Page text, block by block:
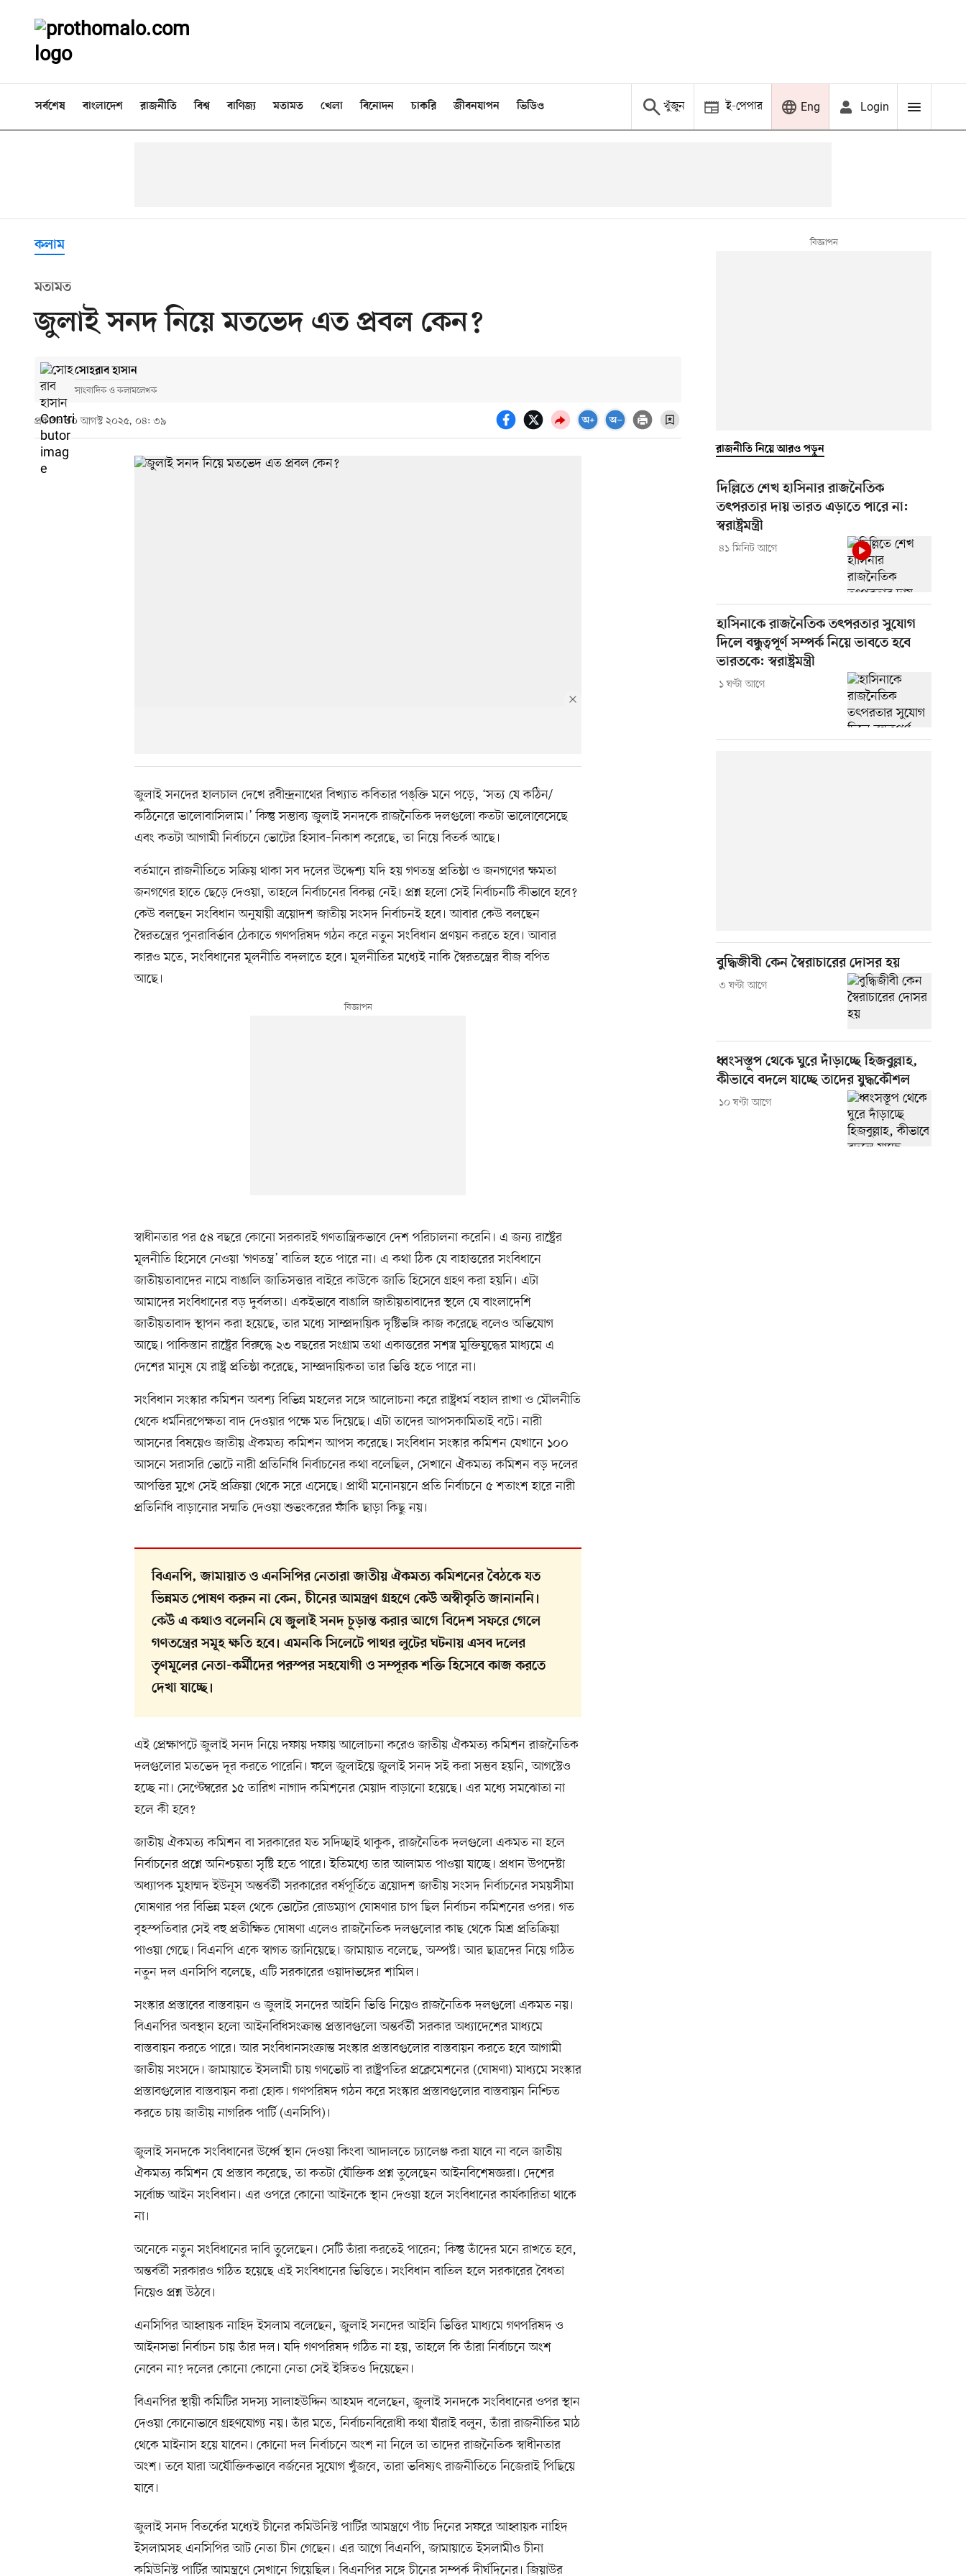
সর্বশেষ বাংলাদেশ রাজনীতি বিশ্ব বাণিজ্য মতামত খেলা বিনোদন চাকরি জীবনযাপন ভিডিও খুঁজুন ই-পেপার Eng Login
কলাম
মতামত
জুলাই সনদ নিয়ে মতভেদ এত প্রবল কেন?
সোহরাব হাসান
সাংবাদিক ও কলামলেখক
প্রকাশ: ৩০ আগস্ট ২০২৫, ০৪: ৩৯
জুলাই সনদের হালচাল দেখে রবীন্দ্রনাথের বিখ্যাত কবিতার পঙ্‌ক্তি মনে পড়ে, ‘সত্য যে কঠিন/
কঠিনেরে ভালোবাসিলাম।’ কিন্তু সম্ভাব্য জুলাই সনদকে রাজনৈতিক দলগুলো কতটা ভালোবেসেছে
এবং কতটা আগামী নির্বাচনে ভোটের হিসাব–নিকাশ করেছে, তা নিয়ে বিতর্ক আছে।
বর্তমানে রাজনীতিতে সক্রিয় থাকা সব দলের উদ্দেশ্য যদি হয় গণতন্ত্র প্রতিষ্ঠা ও জনগণের ক্ষমতা
জনগণের হাতে ছেড়ে দেওয়া, তাহলে নির্বাচনের বিকল্প নেই। প্রশ্ন হলো সেই নির্বাচনটি কীভাবে হবে?
কেউ বলছেন সংবিধান অনুযায়ী ত্রয়োদশ জাতীয় সংসদ নির্বাচনই হবে। আবার কেউ বলছেন
স্বৈরতন্ত্রের পুনরাবির্ভাব ঠেকাতে গণপরিষদ গঠন করে নতুন সংবিধান প্রণয়ন করতে হবে। আবার
কারও মতে, সংবিধানের মূলনীতি বদলাতে হবে। মূলনীতির মধ্যেই নাকি স্বৈরতন্ত্রের বীজ বপিত
আছে।
স্বাধীনতার পর ৫৪ বছরে কোনো সরকারই গণতান্ত্রিকভাবে দেশ পরিচালনা করেনি। এ জন্য রাষ্ট্রের
মূলনীতি হিসেবে নেওয়া ‘গণতন্ত্র’ বাতিল হতে পারে না। এ কথা ঠিক যে বাহাত্তরের সংবিধানে
জাতীয়তাবাদের নামে বাঙালি জাতিসত্তার বাইরে কাউকে জাতি হিসেবে গ্রহণ করা হয়নি। এটা
আমাদের সংবিধানের বড় দুর্বলতা। একইভাবে বাঙালি জাতীয়তাবাদের স্থলে যে বাংলাদেশি
জাতীয়তাবাদ স্থাপন করা হয়েছে, তার মধ্যে সাম্প্রদায়িক দৃষ্টিভঙ্গি কাজ করেছে বলেও অভিযোগ
আছে। পাকিস্তান রাষ্ট্রের বিরুদ্ধে ২৩ বছরের সংগ্রাম তথা একাত্তরের সশস্ত্র মুক্তিযুদ্ধের মাধ্যমে এ
দেশের মানুষ যে রাষ্ট্র প্রতিষ্ঠা করেছে, সাম্প্রদায়িকতা তার ভিত্তি হতে পারে না।
সংবিধান সংস্কার কমিশন অবশ্য বিভিন্ন মহলের সঙ্গে আলোচনা করে রাষ্ট্রধর্ম বহাল রাখা ও মৌলনীতি
থেকে ধর্মনিরপেক্ষতা বাদ দেওয়ার পক্ষে মত দিয়েছে। এটা তাদের আপসকামিতাই বটে। নারী
আসনের বিষয়েও জাতীয় ঐকমত্য কমিশন আপস করেছে। সংবিধান সংস্কার কমিশন যেখানে ১০০
আসনে সরাসরি ভোটে নারী প্রতিনিধি নির্বাচনের কথা বলেছিল, সেখানে ঐকমত্য কমিশন বড় দলের
আপত্তির মুখে সেই প্রক্রিয়া থেকে সরে এসেছে। প্রার্থী মনোনয়নে প্রতি নির্বাচনে ৫ শতাংশ হারে নারী
প্রতিনিধি বাড়ানোর সম্মতি দেওয়া শুভংকরের ফাঁকি ছাড়া কিছু নয়।
বিএনপি, জামায়াত ও এনসিপির নেতারা জাতীয় ঐকমত্য কমিশনের বৈঠকে যত
ভিন্নমত পোষণ করুন না কেন, চীনের আমন্ত্রণ গ্রহণে কেউ অস্বীকৃতি জানাননি।
কেউ এ কথাও বলেননি যে জুলাই সনদ চূড়ান্ত করার আগে বিদেশ সফরে গেলে
গণতন্ত্রের সমূহ ক্ষতি হবে। এমনকি সিলেটে পাথর লুটের ঘটনায় এসব দলের
তৃণমূলের নেতা-কর্মীদের পরস্পর সহযোগী ও সম্পূরক শক্তি হিসেবে কাজ করতে
দেখা যাচ্ছে।
এই প্রেক্ষাপটে জুলাই সনদ নিয়ে দফায় দফায় আলোচনা করেও জাতীয় ঐকমত্য কমিশন রাজনৈতিক
দলগুলোর মতভেদ দূর করতে পারেনি। ফলে জুলাইয়ে জুলাই সনদ সই করা সম্ভব হয়নি, আগস্টেও
হচ্ছে না। সেপ্টেম্বরের ১৫ তারিখ নাগাদ কমিশনের মেয়াদ বাড়ানো হয়েছে। এর মধ্যে সমঝোতা না
হলে কী হবে?
জাতীয় ঐকমত্য কমিশন বা সরকারের যত সদিচ্ছাই থাকুক, রাজনৈতিক দলগুলো একমত না হলে
নির্বাচনের প্রশ্নে অনিশ্চয়তা সৃষ্টি হতে পারে। ইতিমধ্যে তার আলামত পাওয়া যাচ্ছে। প্রধান উপদেষ্টা
অধ্যাপক মুহাম্মদ ইউনূস অন্তর্বর্তী সরকারের বর্ষপূর্তিতে ত্রয়োদশ জাতীয় সংসদ নির্বাচনের সময়সীমা
ঘোষণার পর বিভিন্ন মহল থেকে ভোটের রোডম্যাপ ঘোষণার চাপ ছিল নির্বাচন কমিশনের ওপর। গত
বৃহস্পতিবার সেই বহু প্রতীক্ষিত ঘোষণা এলেও রাজনৈতিক দলগুলোর কাছ থেকে মিশ্র প্রতিক্রিয়া
পাওয়া গেছে। বিএনপি একে স্বাগত জানিয়েছে। জামায়াত বলেছে, অস্পষ্ট। আর ছাত্রদের নিয়ে গঠিত
নতুন দল এনসিপি বলেছে, এটি সরকারের ওয়াদাভঙ্গের শামিল।
সংস্কার প্রস্তাবের বাস্তবায়ন ও জুলাই সনদের আইনি ভিত্তি নিয়েও রাজনৈতিক দলগুলো একমত নয়।
বিএনপির অবস্থান হলো আইনবিধিসংক্রান্ত প্রস্তাবগুলো অন্তর্বর্তী সরকার অধ্যাদেশের মাধ্যমে
বাস্তবায়ন করতে পারে। আর সংবিধানসংক্রান্ত সংস্কার প্রস্তাবগুলোর বাস্তবায়ন করতে হবে আগামী
জাতীয় সংসদে। জামায়াতে ইসলামী চায় গণভোট বা রাষ্ট্রপতির প্রক্লেমেশনের (ঘোষণা) মাধ্যমে সংস্কার
প্রস্তাবগুলোর বাস্তবায়ন করা হোক। গণপরিষদ গঠন করে সংস্কার প্রস্তাবগুলোর বাস্তবায়ন নিশ্চিত
করতে চায় জাতীয় নাগরিক পার্টি (এনসিপি)।
জুলাই সনদকে সংবিধানের উর্ধ্বে স্থান দেওয়া কিংবা আদালতে চ্যালেঞ্জ করা যাবে না বলে জাতীয়
ঐকমত্য কমিশন যে প্রস্তাব করেছে, তা কতটা যৌক্তিক প্রশ্ন তুলেছেন আইনবিশেষজ্ঞরা। দেশের
সর্বোচ্চ আইন সংবিধান। এর ওপরে কোনো আইনকে স্থান দেওয়া হলে সংবিধানের কার্যকারিতা থাকে
না।
অনেকে নতুন সংবিধানের দাবি তুলেছেন। সেটি তাঁরা করতেই পারেন; কিন্তু তাঁদের মনে রাখতে হবে,
অন্তর্বর্তী সরকারও গঠিত হয়েছে এই সংবিধানের ভিত্তিতে। সংবিধান বাতিল হলে সরকারের বৈধতা
নিয়েও প্রশ্ন উঠবে।
এনসিপির আহ্বায়ক নাহিদ ইসলাম বলেছেন, জুলাই সনদের আইনি ভিত্তির মাধ্যমে গণপরিষদ ও
আইনসভা নির্বাচন চায় তাঁর দল। যদি গণপরিষদ গঠিত না হয়, তাহলে কি তাঁরা নির্বাচনে অংশ
নেবেন না? দলের কোনো কোনো নেতা সেই ইঙ্গিতও দিয়েছেন।
বিএনপির স্থায়ী কমিটির সদস্য সালাহউদ্দিন আহমদ বলেছেন, জুলাই সনদকে সংবিধানের ওপর স্থান
দেওয়া কোনোভাবে গ্রহণযোগ্য নয়। তাঁর মতে, নির্বাচনবিরোধী কথা যাঁরাই বলুন, তাঁরা রাজনীতির মাঠ
থেকে মাইনাস হয়ে যাবেন। কোনো দল নির্বাচনে অংশ না নিলে তা তাদের রাজনৈতিক স্বাধীনতার
অংশ। তবে যারা অযৌক্তিকভাবে বর্জনের সুযোগ খুঁজবে, তারা ভবিষ্যৎ রাজনীতিতে নিজেরাই পিছিয়ে
যাবে।
জুলাই সনদ বিতর্কের মধ্যেই চীনের কমিউনিস্ট পার্টির আমন্ত্রণে পাঁচ দিনের সফরে আহ্বায়ক নাহিদ
ইসলামসহ এনসিপির আট নেতা চীন গেছেন। এর আগে বিএনপি, জামায়াতে ইসলামীও চীনা
কমিউনিস্ট পার্টির আমন্ত্রণে সেখানে গিয়েছিল। বিএনপির সঙ্গে চীনের সম্পর্ক দীর্ঘদিনের। জিয়াউর
রাজনীতি নিয়ে আরও পড়ুন
দিল্লিতে শেখ হাসিনার রাজনৈতিক
তৎপরতার দায় ভারত এড়াতে পারে না:
স্বরাষ্ট্রমন্ত্রী
৪১ মিনিট আগে
হাসিনাকে রাজনৈতিক তৎপরতার সুযোগ
দিলে বন্ধুত্বপূর্ণ সম্পর্ক নিয়ে ভাবতে হবে
ভারতকে: স্বরাষ্ট্রমন্ত্রী
১ ঘণ্টা আগে
বুদ্ধিজীবী কেন স্বৈরাচারের দোসর হয়
৩ ঘণ্টা আগে
ধ্বংসস্তূপ থেকে ঘুরে দাঁড়াচ্ছে হিজবুল্লাহ,
কীভাবে বদলে যাচ্ছে তাদের যুদ্ধকৌশল
১০ ঘণ্টা আগে